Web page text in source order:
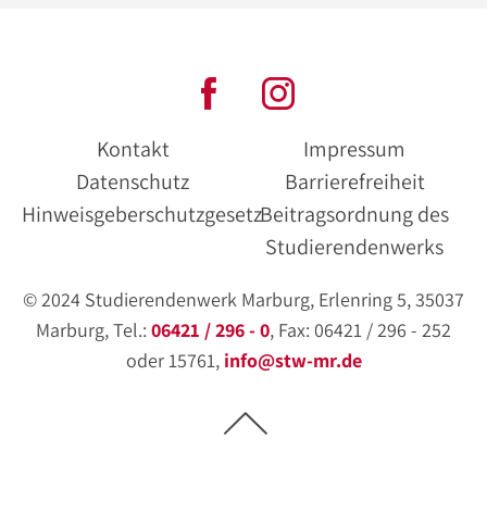
Kontakt
Impressum
Datenschutz
Barrierefreiheit
HinweisgeberschutzgesetzBeitragsordnung des
Studierendenwerks
© 2024 Studierendenwerk Marburg, Erlenring 5, 35037
Marburg, Tel.: 06421 / 296 - 0, Fax: 06421 / 296 - 252
oder 15761, info@stw-mr.de